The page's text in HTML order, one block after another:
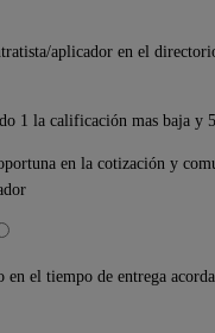
aplicador en el
1 la calificación mas baja y
en la cotización y
en el tiempo de entrega